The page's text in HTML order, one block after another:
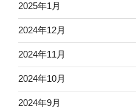
2025年1月
2024年12月
2024年11月
2024年10月
2024年9月